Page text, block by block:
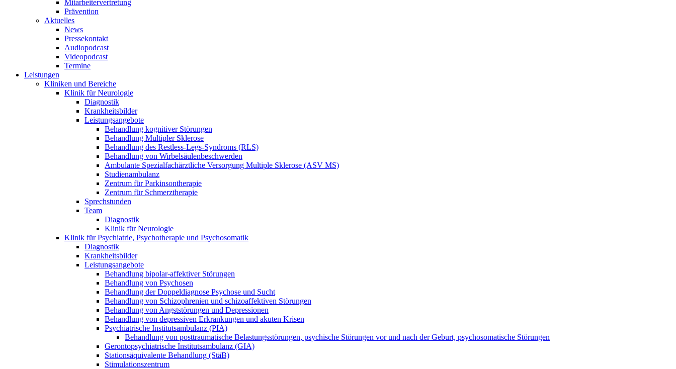
Mitarbeitervertretung
Prävention
Aktuelles
News
Pressekontakt
Audiopodcast
Videopodcast
Termine
Leistungen
Kliniken und Bereiche
Klinik für Neurologie
Diagnostik
Krankheitsbilder
Leistungsangebote
Behandlung kognitiver Störungen
Behandlung Multipler Sklerose
Behandlung des Restless-Legs-Syndroms (RLS)
Behandlung von Wirbelsäulenbeschwerden
Ambulante Spezialfachärztliche Versorgung Multiple Sklerose (ASV MS)
Studienambulanz
Zentrum für Parkinsontherapie
Zentrum für Schmerztherapie
Sprechstunden
Team
Diagnostik
Klinik für Neurologie
Klinik für Psychiatrie, Psychotherapie und Psychosomatik
Diagnostik
Krankheitsbilder
Leistungsangebote
Behandlung bipolar-affektiver Störungen
Behandlung von Psychosen
Behandlung der Doppeldiagnose Psychose und Sucht
Behandlung von Schizophrenien und schizoaffektiven Störungen
Behandlung von Angststörungen und Depressionen
Behandlung von depressiven Erkrankungen und akuten Krisen
Psychiatrische Institutsambulanz (PIA)
Behandlung von posttraumatische Belastungsstörungen, psychische Störungen vor und nach der Geburt, psychosomatische Störungen
Gerontopsychiatrische Institutsambulanz (GIA)
Stationsäquivalente Behandlung (StäB)
Stimulationszentrum